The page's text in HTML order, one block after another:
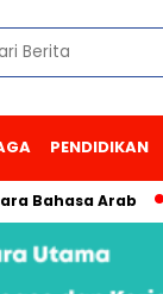
PENDIDIKAN
Arab